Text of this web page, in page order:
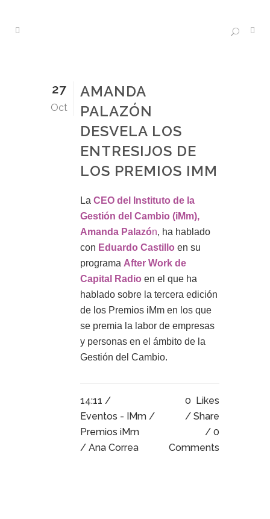
27
Oct
AMANDA
PALAZÓN
DESVELA LOS
ENTRESIJOS DE
LOS PREMIOS IMM
La CEO del Instituto de la
Gestión del Cambio (iMm),
Amanda Palazón, ha hablado
con Eduardo Castillo en su
programa After Work de
Capital Radio en el que ha
hablado sobre la tercera edición
de los Premios iMm en los que
se premia la labor de empresas
y personas en el ámbito de la
Gestión del Cambio.
14:11 /
Eventos - IMm /
Premios iMm
/ Ana Correa
0 Likes
Share
0
Comments